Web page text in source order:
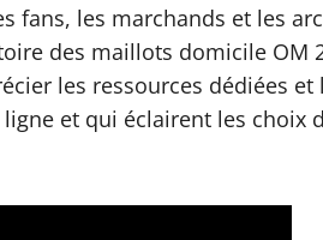
fans, les marchands et les
des maillots domicile OM
les ressources dédiées et
et qui éclairent les choix